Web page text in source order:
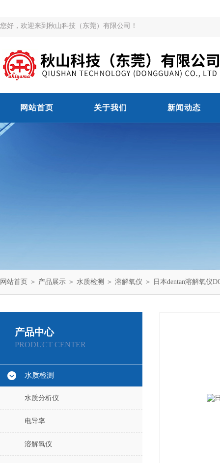
您好，欢迎来到秋山科技（东莞）有限公司！
网站首页 关于我们 新闻动态
网站首页 ＞ 产品展示 ＞ 水质检测 ＞ 溶解氧仪 ＞ 日本dentan溶解氧仪
产品中心
PRODUCT CENTER
水质检测
水质分析仪
电导率
溶解氧仪